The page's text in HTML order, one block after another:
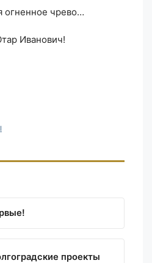
огненное чрево…
Иванович!
проекты